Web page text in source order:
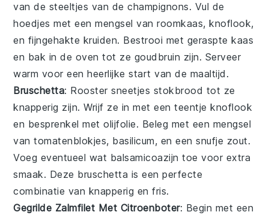
van de steeltjes van dechampignons. Vul de
hoedjes met een mengsel vanroomkaas,knoflook,
en fijngehakte kruiden. Bestrooi met geraspte kaas
en bak in de oven tot ze goudbruin zijn. Serveer
warm voor een heerlijke start van de maaltijd.
Bruschetta: Rooster sneetjes stokbrood tot ze
knapperig zijn. Wrijf ze in met een teentjeknoflook
en besprenkel metolijfolie. Beleg met een mengsel
vantomatenblokjes, basilicum, en een snufje zout.
Voeg eventueel wat balsamicoazijn toe voor extra
smaak. Deze bruschetta is een perfecte
combinatie van knapperig en fris.
Gegrilde Zalmfilet Met Citroenboter: Begin met een